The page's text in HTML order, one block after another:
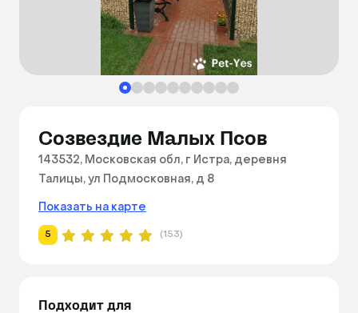
Созвездие Малых Псов
143532, Московская обл, г Истра, деревня
Талицы, ул Подмосковная, д 8
Показать на карте
5 (153)
Подходит для